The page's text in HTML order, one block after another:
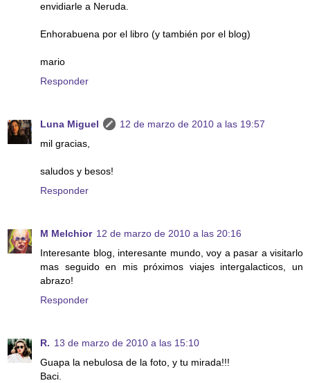
envidiarle a Neruda.
Enhorabuena por el libro (y también por el blog)
mario
Responder
Luna Miguel
12 de marzo de 2010 a las 19:57
mil gracias,
saludos y besos!
Responder
M Melchior 12 de marzo de 2010 a las 20:16
Interesante blog, interesante mundo, voy a pasar a visitarlo
mas seguido en mis próximos viajes intergalacticos, un
abrazo!
Responder
R. 13 de marzo de 2010 a las 15:10
Guapa la nebulosa de la foto, y tu mirada!!!
Baci.